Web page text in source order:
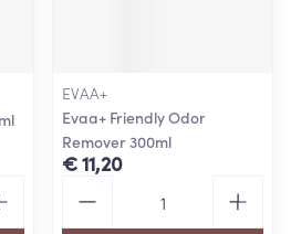
EVAA+
Evaa+ Friendly Odor
Remover 300ml
€ 11,20